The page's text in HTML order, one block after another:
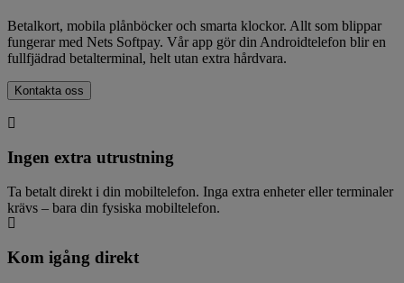
Betalkort, mobila plånböcker och smarta klockor. Allt som blippar
fungerar med Nets Softpay. Vår app gör din Androidtelefon blir en
fullfjädrad betalterminal, helt utan extra hårdvara.
Kontakta oss
Ingen extra utrustning
Ta betalt direkt i din mobiltelefon. Inga extra enheter eller terminaler
krävs – bara din fysiska mobiltelefon.
Kom igång direkt